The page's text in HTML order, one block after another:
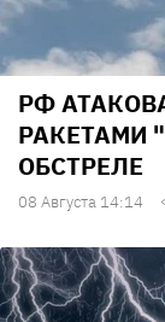
РФ
РАКЕТАМИ
ОБСТРЕЛЕ
08 Августа 14:14